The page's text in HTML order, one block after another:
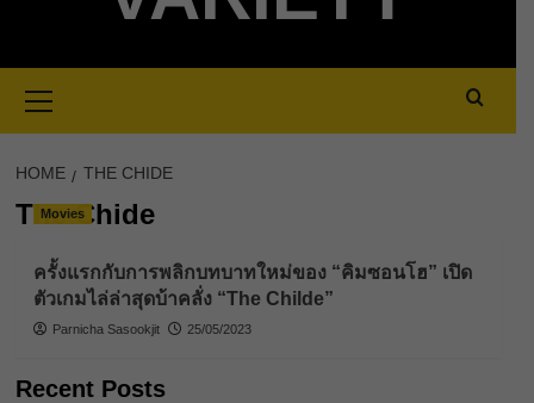
Menu
HOME THE CHIDE
The Chide
Movies
ครั้งแรกกับการพลิกบทบาทใหม่ของ “คิมซอนโฮ” เปิด
ตัวเกมไล่ล่าสุดบ้าคลั่ง “The Childe”
Parnicha Sasookjit 25/05/2023
Recent Posts